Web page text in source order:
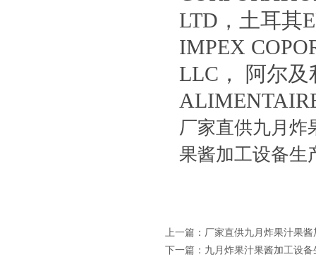
LTD，土耳其
IMPEX
LLC， 阿尔及
厂家直供九月炸
果酱加工设备生
上一篇： 厂家直供九月炸果汁果
下一篇： 九月炸果汁果酱加工设